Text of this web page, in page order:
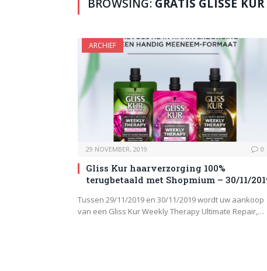
BROWSING: GRATIS GLISSE KUR
ARCHIEF
29 NOVEMBER, 2019 0
Gliss Kur haarverzorging 100%
terugbetaald met Shopmium – 30/11/
Tussen 29/11/2019 en 30/11/2019 wordt uw aankoop
van een Gliss Kur Weekly Therapy Ultimate Repair,…